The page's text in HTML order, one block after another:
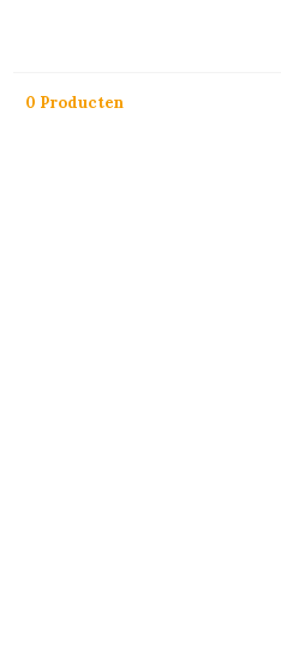
0 Producten